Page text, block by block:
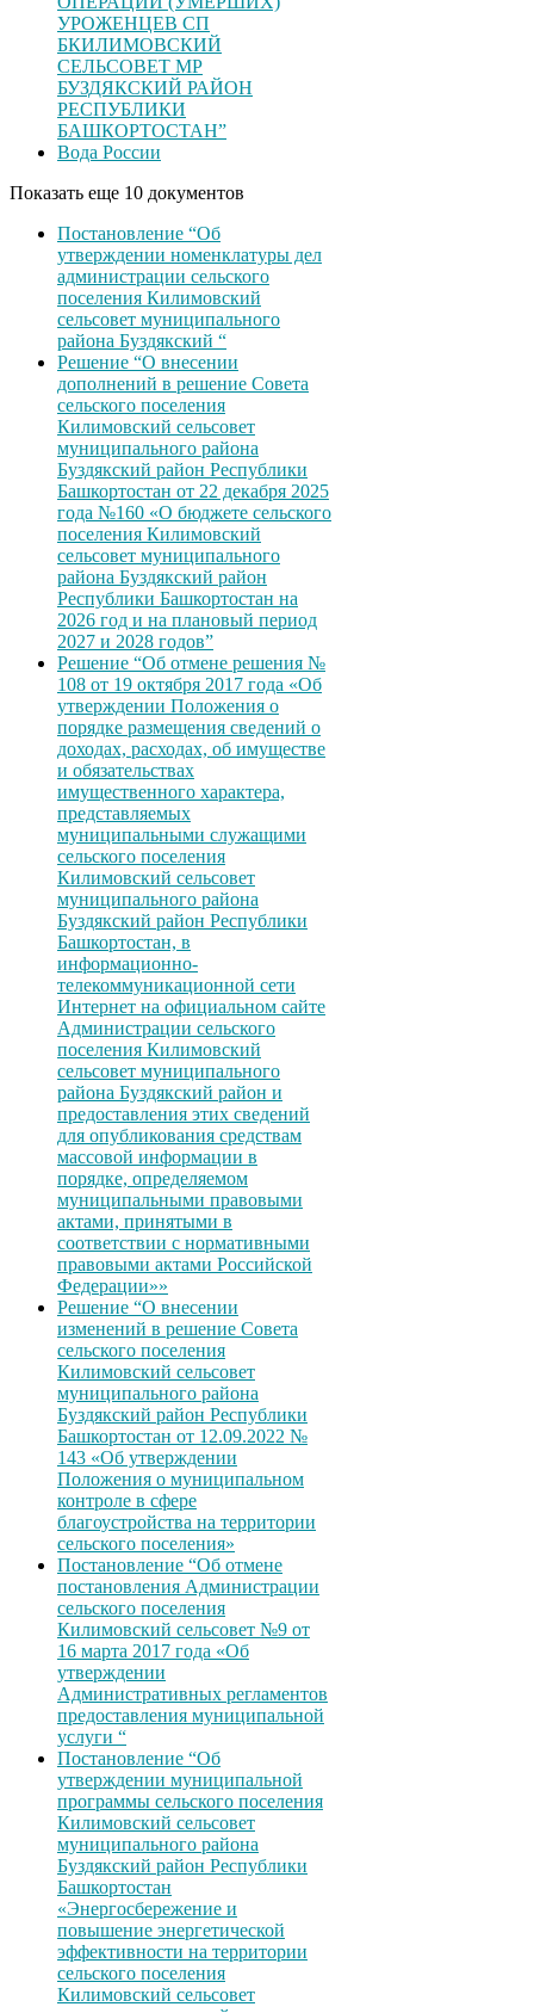
УРОЖЕНЦЕВ CП
БКИЛИМОВСКИЙ
СЕЛЬСОВЕТ МР
БУЗДЯКСКИЙ РАЙОН
РЕСПУБЛИКИ
БАШКОРТОСТАН”
Вода России
Показать еще 10 документов
Постановление “Об
утверждении номенклатуры дел
администрации сельского
поселения Килимовский
сельсовет муниципального
района Буздякский “
Решение “О внесении
дополнений в решение Совета
сельского поселения
Килимовский сельсовет
муниципального района
Буздякский район Республики
Башкортостан от 22 декабря 2025
года №160 «О бюджете сельского
поселения Килимовский
сельсовет муниципального
района Буздякский район
Республики Башкортостан на
2026 год и на плановый период
2027 и 2028 годов”
Решение “Об отмене решения №
108 от 19 октября 2017 года «Об
утверждении Положения о
порядке размещения сведений о
доходах, расходах, об имуществе
и обязательствах
имущественного характера,
представляемых
муниципальными служащими
сельского поселения
Килимовский сельсовет
муниципального района
Буздякский район Республики
Башкортостан, в
информационно-
телекоммуникационной сети
Интернет на официальном сайте
Администрации сельского
поселения Килимовский
сельсовет муниципального
района Буздякский район и
предоставления этих сведений
для опубликования средствам
массовой информации в
порядке, определяемом
муниципальными правовыми
актами, принятыми в
соответствии с нормативными
правовыми актами Российской
Федерации»»
Решение “О внесении
изменений в решение Совета
сельского поселения
Килимовский сельсовет
муниципального района
Буздякский район Республики
Башкортостан от 12.09.2022 №
143 «Об утверждении
Положения о муниципальном
контроле в сфере
благоустройства на территории
сельского поселения»
Постановление “Об отмене
постановления Администрации
сельского поселения
Килимовский сельсовет №9 от
16 марта 2017 года «Об
утверждении
Административных регламентов
предоставления муниципальной
услуги “
Постановление “Об
утверждении муниципальной
программы сельского поселения
Килимовский сельсовет
муниципального района
Буздякский район Республики
Башкортостан
«Энергосбережение и
повышение энергетической
эффективности на территории
сельского поселения
Килимовский сельсовет